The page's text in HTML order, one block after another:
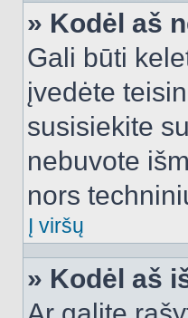
» Kodėl aš
Gali būti
įvedėte
susisiekite
nebuvote
nors
Į viršų
» Kodėl aš